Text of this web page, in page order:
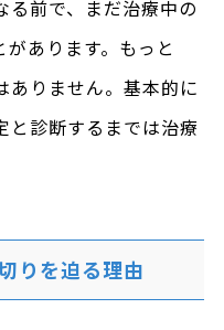
る前で、まだ治療中の
あります。もっと
ありません。基本的に
と診断するまでは治療
りを迫る理由